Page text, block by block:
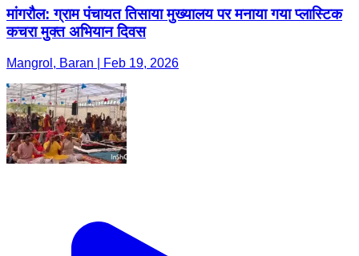
मांगरौल: ग्राम पंचायत तिसाया मुख्यालय पर मनाया गया प्लास्टिक
कचरा मुक्त अभियान दिवस
Mangrol, Baran | Feb 19, 2026